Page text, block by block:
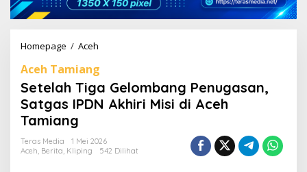
Homepage / Aceh
t
e
l
a
i
g
Aceh Tamiang
Setelah Tiga Gelombang Penugasan,
Satgas IPDN Akhiri Misi di Aceh
Tamiang
Teras Media
1 Mei 2026
Aceh, Berita, Kliping 542 Dilihat